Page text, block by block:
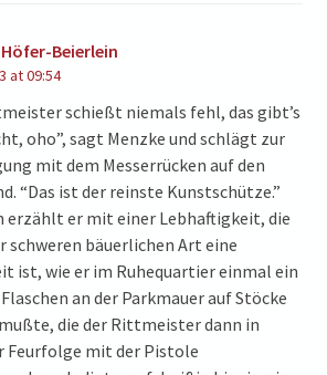
Beierlein
at 09:54
schießt niemals fehl, das gibt’s
oho”, sagt Menzke und schlägt zur
mit dem Messerrücken auf den
“Das ist der reinste Kunstschütze.”
erzählt er mit einer Lebhaftigkeit, die
schweren bäuerlichen Art eine
ist, wie er im Ruhequartier einmal ein
an der Parkmauer auf Stöcke
die der Rittmeister dann in
Feurfolge mit der Pistole